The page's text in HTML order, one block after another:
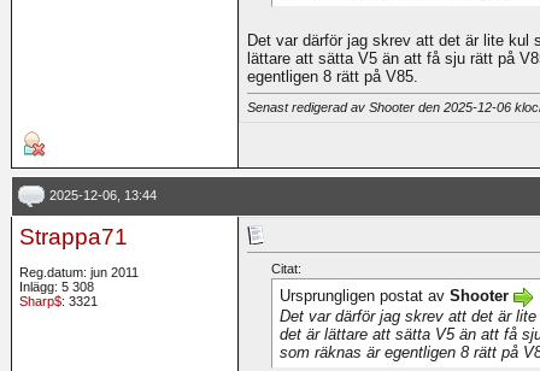
Det var därför jag skrev att det är lite kul
lättare att sätta V5 än att få sju rätt på
egentligen 8 rätt på V85.
Senast redigerad av Shooter den 2025-12-06
2025-12-06, 13:44
Strappa71
Reg.datum: jun 2011
Inlägg: 5 308
Sharp$: 3321
Citat:
Ursprungligen postat av Shooter
Det var därför jag skrev att det är
det är lättare att sätta V5 än att få
som räknas är egentligen 8 rätt på